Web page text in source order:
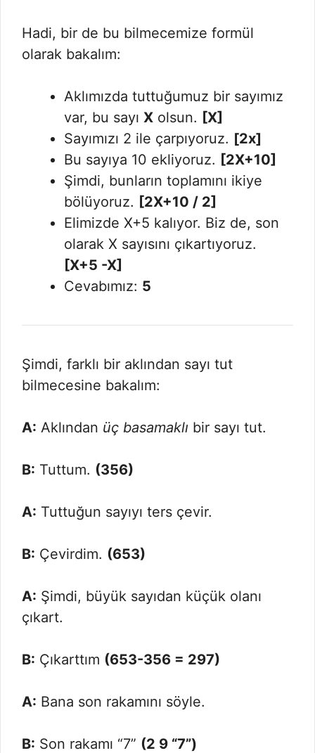
Hadi, bir de bu bilmecemize formül
olarak bakalım:
Aklımızda tuttuğumuz bir sayımız
var, bu sayı X olsun. [X]
Sayımızı 2 ile çarpıyoruz. [2x]
Bu sayıya 10 ekliyoruz. [2X+10]
Şimdi, bunların toplamını ikiye
bölüyoruz. [2X+10 / 2]
Elimizde X+5 kalıyor. Biz de, son
olarak X sayısını çıkartıyoruz.
[X+5 -X]
Cevabımız: 5
Şimdi, farklı bir aklından sayı tut
bilmecesine bakalım:
A: Aklından üç basamaklı bir sayı tut.
B: Tuttum. (356)
A: Tuttuğun sayıyı ters çevir.
B: Çevirdim. (653)
A: Şimdi, büyük sayıdan küçük olanı
çıkart.
B: Çıkarttım (653-356 = 297)
A: Bana son rakamını söyle.
B: Son rakamı “7” (2 9 “7”)